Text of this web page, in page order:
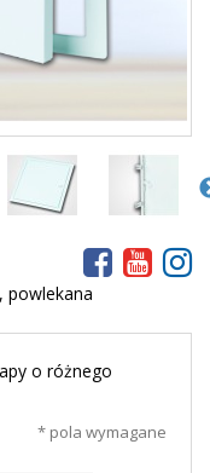
powlekana
o różnego
* pola wymagane